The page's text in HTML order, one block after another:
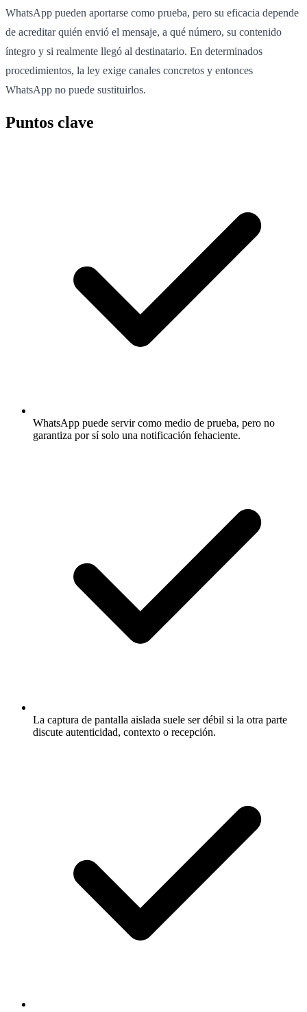
WhatsApp pueden aportarse como prueba, pero su eficacia depende
de acreditar quién envió el mensaje, a qué número, su contenido
íntegro y si realmente llegó al destinatario. En determinados
procedimientos, la ley exige canales concretos y entonces
WhatsApp no puede sustituirlos.
Puntos clave
WhatsApp puede servir como medio de prueba, pero no
garantiza por sí solo una notificación fehaciente.
La captura de pantalla aislada suele ser débil si la otra parte
discute autenticidad, contexto o recepción.